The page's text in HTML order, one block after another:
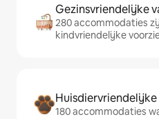
Gezinsvriendelijke
280 accommodaties
kindvriendelijke
180 accommodaties